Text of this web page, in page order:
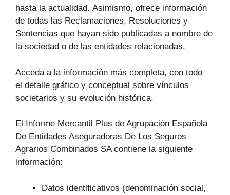
hasta la actualidad. Asimismo, ofrece información
de todas las Reclamaciones, Resoluciones y
Sentencias que hayan sido publicadas a nombre de
la sociedad o de las entidades relacionadas.
Acceda a la información más completa, con todo
el detalle gráfico y conceptual sobre vínculos
societarios y su evolución histórica.
El Informe Mercantil Plus de Agrupación Española
De Entidades Aseguradoras De Los Seguros
Agrarios Combinados SA contiene la siguiente
información:
Datos identificativos (denominación social,